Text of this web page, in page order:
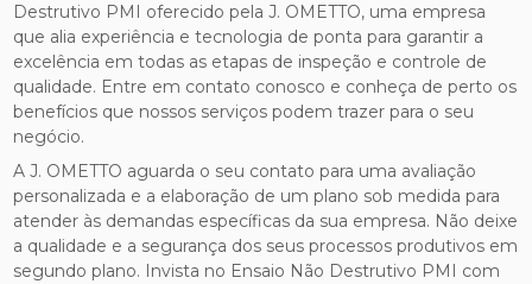
Destrutivo PMI oferecido pela J. OMETTO, uma empresa
que alia experiência e tecnologia de ponta para garantir a
excelência em todas as etapas de inspeção e controle de
qualidade. Entre em contato conosco e conheça de perto os
benefícios que nossos serviços podem trazer para o seu
negócio.
A J. OMETTO aguarda o seu contato para uma avaliação
personalizada e a elaboração de um plano sob medida para
atender às demandas específicas da sua empresa. Não deixe
a qualidade e a segurança dos seus processos produtivos em
segundo plano. Invista no Ensaio Não Destrutivo PMI com